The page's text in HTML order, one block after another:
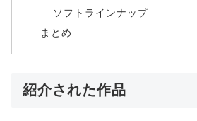
ソフトラインナップ
まとめ
紹介された作品